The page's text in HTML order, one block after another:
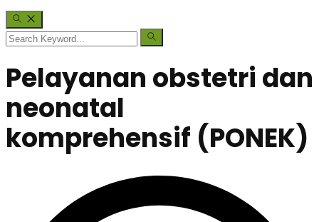
Pelayanan obstetri dan
neonatal
komprehensif (PONEK)